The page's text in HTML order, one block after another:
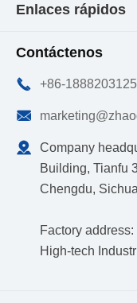
Enlaces rápidos
Contáctenos
 +86-


Company
Building, Tianfu
Chengdu,
Factory
High-tech